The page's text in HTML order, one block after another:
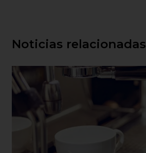
Noticias relacionadas